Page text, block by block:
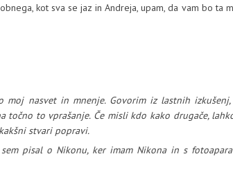
kot sva se jaz in Andreja, upam, da vam bo ta
moj nasvet in mnenje. Govorim iz lastnih
točno to vprašanje. Če misli kdo kako drugače,
stvari popravi.
pisal o Nikonu, ker imam Nikona in s